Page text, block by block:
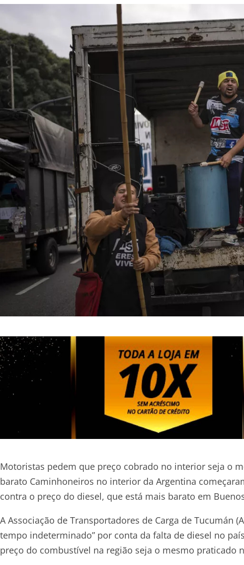
Motoristas pedem que preço cobrado no interior seja o
barato Caminhoneiros no interior da Argentina
contra o preço do diesel, que está mais barato em
A Associação de Transportadores de Carga de Tucumán
tempo indeterminado” por conta da falta de diesel no
preço do combustível na região seja o mesmo praticado